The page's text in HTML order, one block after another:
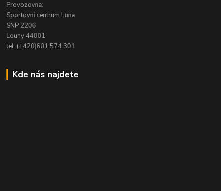
Provozovna:
Sportovní centrum Luna
SNP 2206
Louny 44001
tel. (+420)601 574 301
Kde nás najdete